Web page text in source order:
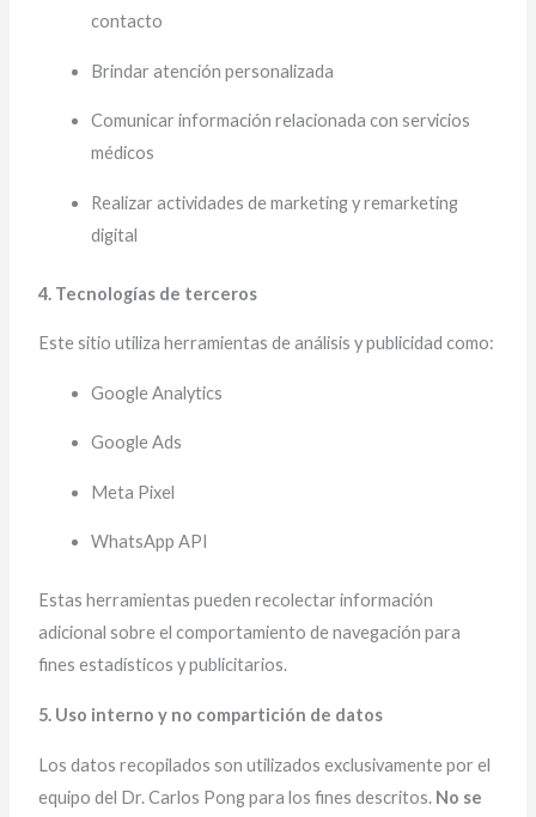
contacto
Brindar atención personalizada
Comunicar información relacionada con servicios
médicos
Realizar actividades de marketing y remarketing
digital
4. Tecnologías de terceros
Este sitio utiliza herramientas de análisis y publicidad como:
Google Analytics
Google Ads
Meta Pixel
WhatsApp API
Estas herramientas pueden recolectar información
adicional sobre el comportamiento de navegación para
fines estadísticos y publicitarios.
5. Uso interno y no compartición de datos
Los datos recopilados son utilizados exclusivamente por el
equipo del Dr. Carlos Pong para los fines descritos. No se